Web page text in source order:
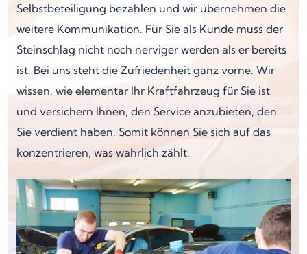
Selbstbeteiligung bezahlen und wir übernehmen die
weitere Kommunikation. Für Sie als Kunde muss der
Steinschlag nicht noch nerviger werden als er bereits
ist. Bei uns steht die Zufriedenheit ganz vorne. Wir
wissen, wie elementar Ihr Kraftfahrzeug für Sie ist
und versichern Ihnen, den Service anzubieten, den
Sie verdient haben. Somit können Sie sich auf das
konzentrieren, was wahrlich zählt.